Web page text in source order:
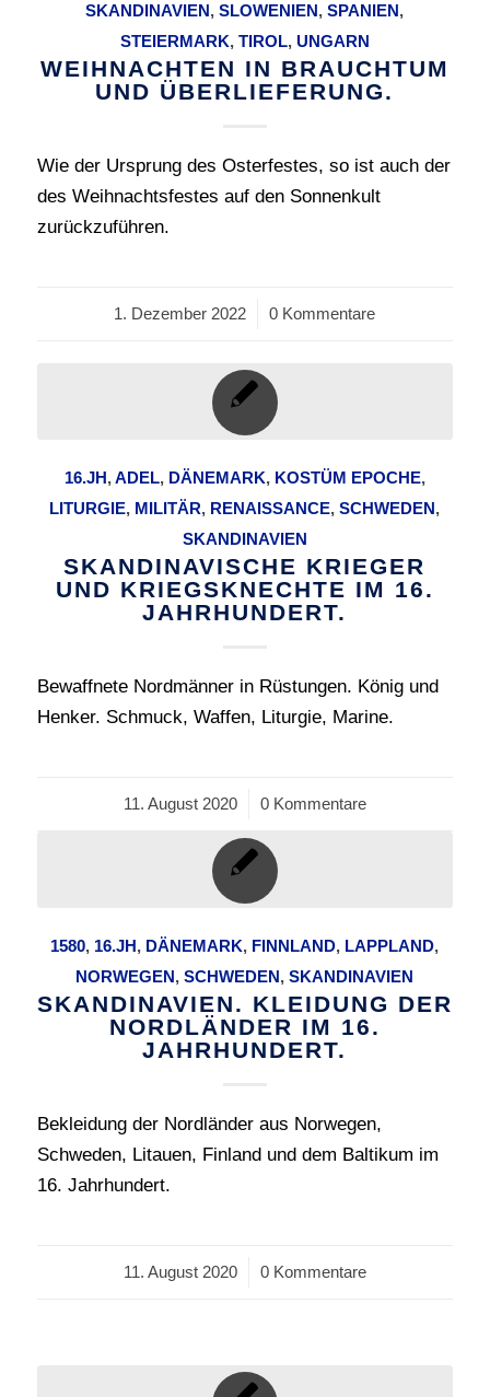
SKANDINAVIEN,SLOWENIEN,SPANIEN,
STEIERMARK, TIROL, UNGARN
WEIHNACHTEN IN BRAUCHTUM
UND ÜBERLIEFERUNG.
Wie der Ursprung des Osterfestes, so ist auch der
des Weihnachtsfestes auf den Sonnenkult
zurückzuführen.
1. Dezember 2022
/ 0 Kommentare
16.JH,ADEL, DÄNEMARK, KOSTÜM EPOCHE,
LITURGIE, MILITÄR, RENAISSANCE,SCHWEDEN,
SKANDINAVIEN
SKANDINAVISCHE KRIEGER
UND KRIEGSKNECHTE IM 16.
JAHRHUNDERT.
Bewaffnete Nordmänner in Rüstungen. König und
Henker. Schmuck, Waffen, Liturgie, Marine.
11. August 2020
/ 0 Kommentare
1580, 16.JH, DÄNEMARK, FINNLAND, LAPPLAND,
NORWEGEN,SCHWEDEN,SKANDINAVIEN
SKANDINAVIEN. KLEIDUNG DER
NORDLÄNDER IM 16.
JAHRHUNDERT.
Bekleidung der Nordländer aus Norwegen,
Schweden, Litauen, Finland und dem Baltikum im
16. Jahrhundert.
11. August 2020
/ 0 Kommentare